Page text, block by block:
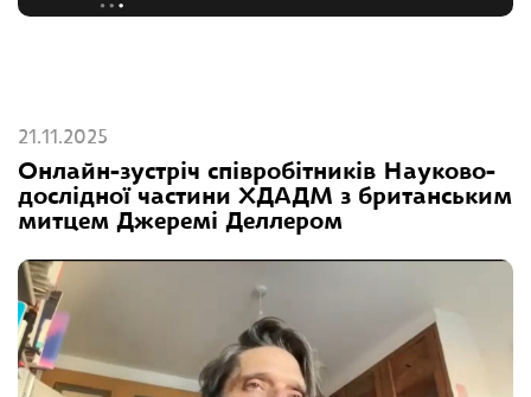
21.11.2025
Онлайн-зустріч співробітників Науково-
дослідної частини ХДАДМ з британським
митцем Джеремі Деллером